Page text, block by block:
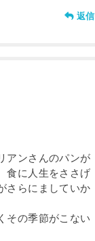
返信
アンさんのパンが
食に人生をささげ
さらにましていか
その季節がこない